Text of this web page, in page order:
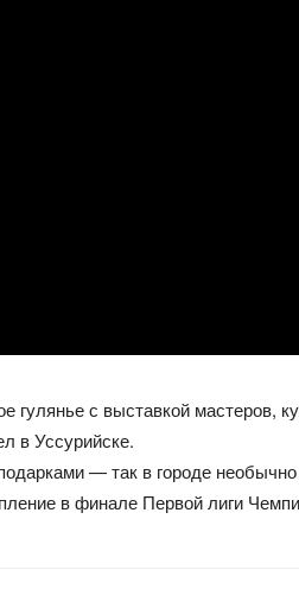
с выставкой мастеров,
в Уссурийске.
— так в городе
в финале Первой лиги